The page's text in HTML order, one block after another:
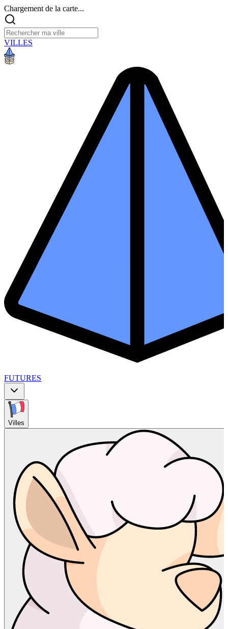
Chargement de la carte...
VILLES
FUTURES
Villes